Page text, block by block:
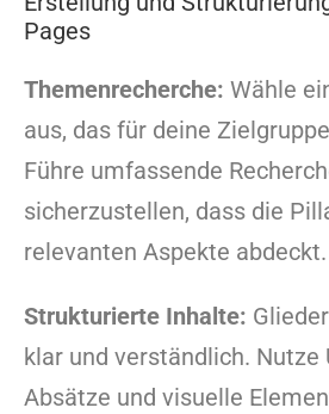
Pages
Themenrecherche: Wähle
aus, das für deine
Führe umfassende
sicherzustellen, dass die
relevanten Aspekte abdeckt.
Strukturierte Inhalte:
klar und verständlich. Nutze
Absätze und visuelle